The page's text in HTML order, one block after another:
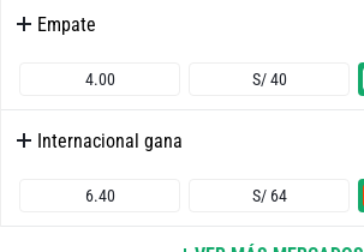
Empate
4.00 S/ 40
Internacional gana
6.40 S/ 64